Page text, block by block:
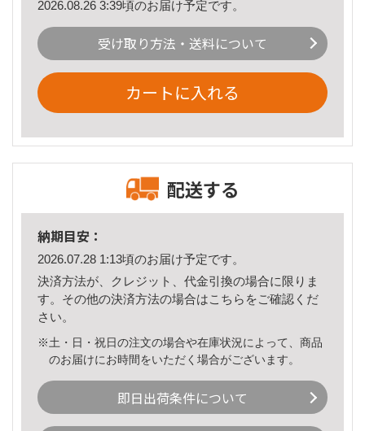
2026.08.26 3:39頃のお届け予定です。
受け取り方法・送料について
カートに入れる
配送する
納期目安：
2026.07.28 1:13頃のお届け予定です。
決済方法が、クレジット、代金引換の場合に限りま
す。その他の決済方法の場合はこちら をご確認くだ
さい。
※土・日・祝日の注文の場合や在庫状況によって、商品
のお届けにお時間をいただく場合がございます。
即日出荷条件について